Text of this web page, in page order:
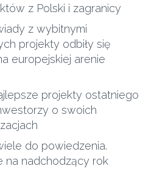
z Polski i zagranicy
z wybitnymi
projekty odbiły się
europejskiej arenie
projekty ostatniego
o swoich
do powiedzenia.
na nadchodzący rok